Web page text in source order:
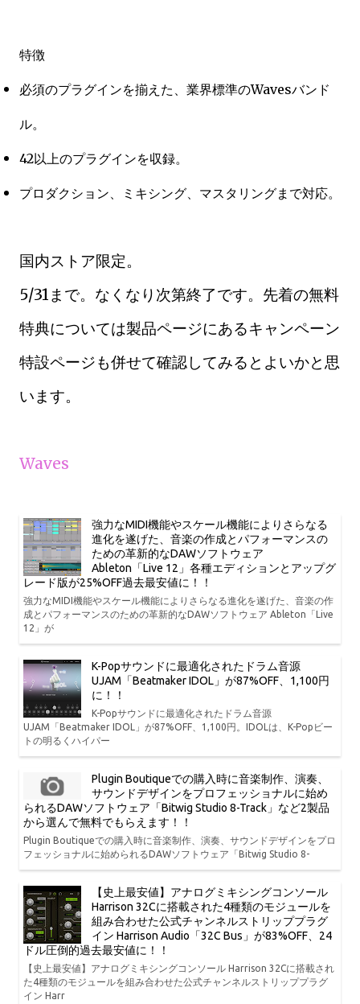
特徴
必須のプラグインを揃えた、業界標準のWavesバンド
ル。
42以上のプラグインを収録。
プロダクション、ミキシング、マスタリングまで対応。
国内ストア限定。
5/31まで。なくなり次第終了です。先着の無料
特典については製品ページにあるキャンペーン
特設ページも併せて確認してみるとよいかと思
います。
Waves
強力なMIDI機能やスケール機能によりさらなる
進化を遂げた、音楽の作成とパフォーマンスの
ための革新的なDAWソフトウェア
Ableton「Live 12」各種エディションとアップグ
レード版が25%OFF過去最安値に！！
強力なMIDI機能やスケール機能によりさらなる進化を遂げた、音楽の作
成とパフォーマンスのための革新的なDAWソフトウェア Ableton「Live
12」が
K-Popサウンドに最適化されたドラム音源
UJAM「Beatmaker IDOL」が87%OFF、1,100円
に！！
K-Popサウンドに最適化されたドラム音源
UJAM「Beatmaker IDOL」が87%OFF、1,100円。IDOLは、K-Popビー
トの明るくハイパー
Plugin Boutiqueでの購入時に音楽制作、演奏、
サウンドデザインをプロフェッショナルに始め
られるDAWソフトウェア「Bitwig Studio 8-Track」など2製品
から選んで無料でもらえます！！
Plugin Boutiqueでの購入時に音楽制作、演奏、サウンドデザインをプロ
フェッショナルに始められるDAWソフトウェア「Bitwig Studio 8-
【史上最安値】アナログミキシングコンソール
Harrison 32Cに搭載された4種類のモジュールを
組み合わせた公式チャンネルストリッププラグ
イン Harrison Audio「32C Bus」が83%OFF、24
ドル圧倒的過去最安値に！！
【史上最安値】アナログミキシングコンソール Harrison 32Cに搭載され
た4種類のモジュールを組み合わせた公式チャンネルストリッププラグ
イン Harr